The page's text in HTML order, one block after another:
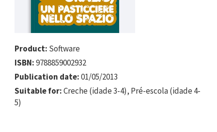
Product: Software
ISBN:9788859002932
Publication date:01/05/2013
Suitable for:Creche (idade 3-4), Pré-escola (idade 4-
5)